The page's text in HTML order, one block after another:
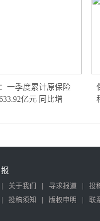
一季度累计原保险
亿元 同比增
关于我们 寻求报道
投
投稿须知 版权申明 联